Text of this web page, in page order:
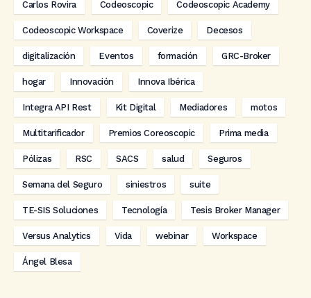
Carlos Rovira Codeoscopic Codeoscopic Academy
Codeoscopic Workspace Coverize Decesos
digitalización Eventos formación GRC-Broker
hogar Innovación Innova Ibérica
Integra API Rest Kit Digital Mediadores motos
Multitarificador Premios Coreoscopic Prima media
Pólizas RSC SACS salud Seguros
Semana del Seguro siniestros suite
TE-SIS Soluciones Tecnología Tesis Broker Manager
Versus Analytics Vida webinar Workspace
Ángel Blesa